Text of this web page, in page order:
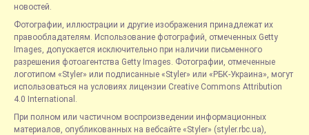
новостей.
Фотографии, иллюстрации и другие изображения принадлежат их
правообладателям. Использование фотографий, отмеченных Getty
Images, допускается исключительно при наличии письменного
разрешения фотоагентства Getty Images. Фотографии, отмеченные
логотипом «Styler» или подписанные «Styler» или «РБК-Украина», могут
использоваться на условиях лицензии Creative Commons Attribution
4.0 International.
При полном или частичном воспроизведении информационных
материалов, опубликованных на вебсайте «Styler» (styler.rbc.ua),